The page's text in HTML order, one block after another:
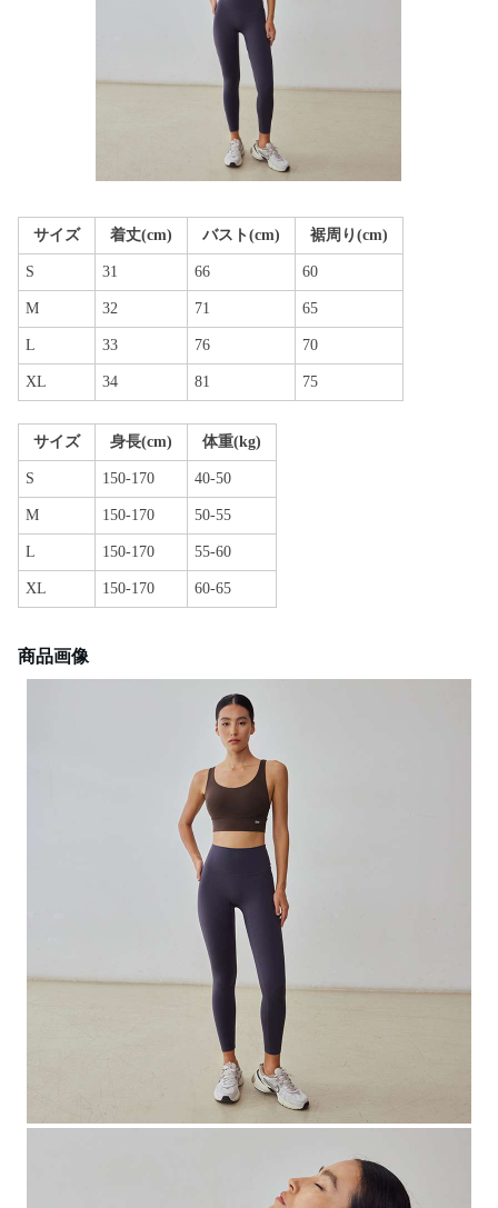
サイズ 着丈(cm) バスト(cm) 裾周り(cm)
S 31 66 60
M 32 71 65
L 33 76 70
XL 34 81 75
サイズ 身長(cm) 体重(kg)
S 150-170 40-50
M 150-170 50-55
L 150-170 55-60
XL 150-170 60-65
商品画像